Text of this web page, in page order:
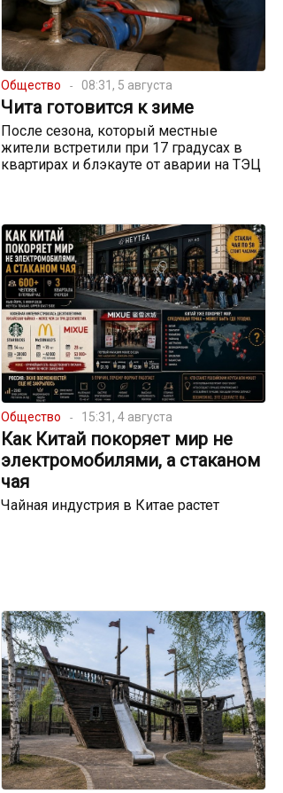
Общество 08:31, 5 августа
Чита готовится к зиме
После сезона, который местные
жители встретили при 17 градусах в
квартирах и блэкауте от аварии на ТЭЦ
Общество 15:31, 4 августа
Как Китай покоряет мир не
электромобилями, а стаканом
чая
Чайная индустрия в Китае растет